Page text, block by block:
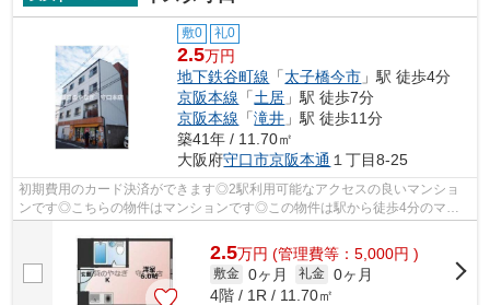
敷0 礼0
2.5万円
地下鉄谷町線 「太子橋今市 」駅 徒歩4分
京阪本線 「土居 」駅 徒歩7分
京阪本線 「滝井 」駅 徒歩11分
築41年 / 11.70㎡
大阪府守口市京阪本通 １丁目8-25
初期費用のカード決済ができます◎2駅利用可能なアクセスの良いマンショ
ンです◎こちらの物件はマンションです◎この物件は駅から徒歩4分のマン
2.5万円 (管理費等：5,000円 )
敷金 0ヶ月 礼金 0ヶ月
4階 / 1R / 11.70㎡